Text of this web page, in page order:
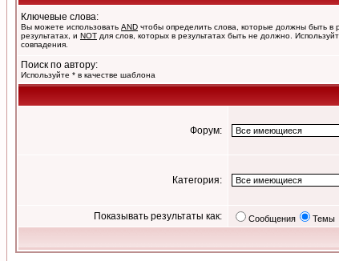
Ключевые слова:
Вы можете использовать AND чтобы определить слова, которые должны быть в
результатах, и NOT для слов, которых в результатах быть не должно.
совпадения.
Поиск по автору:
Используйте * в качестве шаблона
Форум:
Категория:
Показывать результаты как: Сообщения Темы